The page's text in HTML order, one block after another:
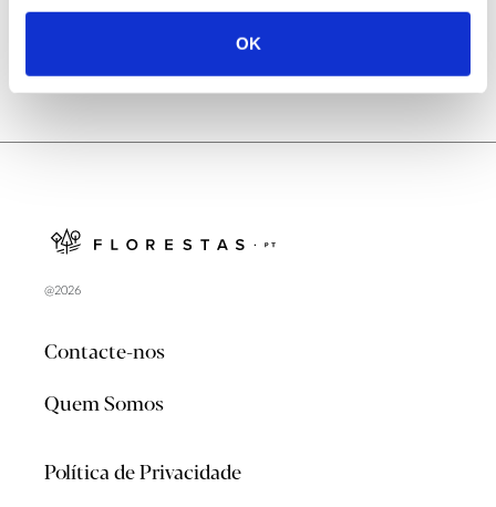
OK
@2026
Contacte-nos
Quem Somos
Política de Privacidade